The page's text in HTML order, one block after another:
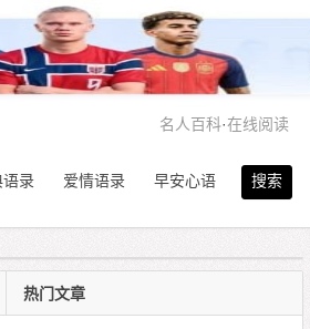
名人百科·在线阅读
搜索
语录 爱情语录 早安心语
热门文章